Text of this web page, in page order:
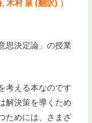
木村 泉 (翻訳) ）
思決定論」の授業
考える本なのです
解決策を導くため
ためには、さまざ